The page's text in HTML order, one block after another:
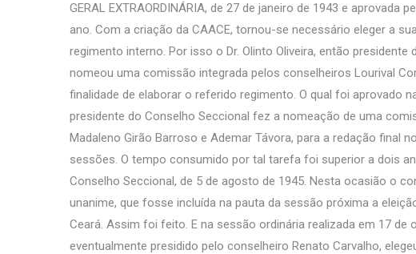
GERAL EXTRAORDINÁRIA, de 27 de janeiro de 1943 e
ano. Com a criação da CAACE, tornou-se necessário eleger a
regimento interno. Por isso o Dr. Olinto Oliveira, então presidente
nomeou uma comissão integrada pelos conselheiros Lourival
finalidade de elaborar o referido regimento. O qual foi aprovado
presidente do Conselho Seccional fez a nomeação de uma
Madaleno Girão Barroso e Ademar Távora, para a redação final
sessões. O tempo consumido por tal tarefa foi superior a dois
Conselho Seccional, de 5 de agosto de 1945. Nesta ocasião o
unanime, que fosse incluída na pauta da sessão próxima a
Ceará. Assim foi feito. E na sessão ordinária realizada em 17 de
eventualmente presidido pelo conselheiro Renato Carvalho,